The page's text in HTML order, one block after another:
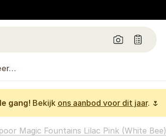
gang! Bekijk ons aanbod voor dit jaar. 🌷
Magic Fountains Lilac Pink (White Bee)